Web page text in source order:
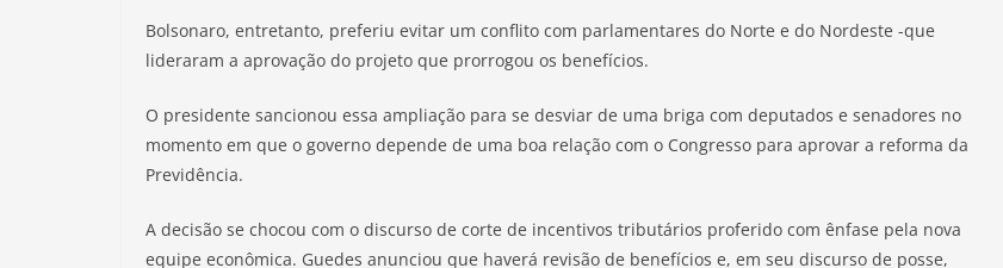
Bolsonaro, entretanto, preferiu evitar um conflito com parlamentares do Norte e do Nordeste -que
lideraram a aprovação do projeto que prorrogou os benefícios.
O presidente sancionou essa ampliação para se desviar de uma briga com deputados e senadores no
momento em que o governo depende de uma boa relação com o Congresso para aprovar a reforma da
Previdência.
A decisão se chocou com o discurso de corte de incentivos tributários proferido com ênfase pela nova
equipe econômica. Guedes anunciou que haverá revisão de benefícios e, em seu discurso de posse,